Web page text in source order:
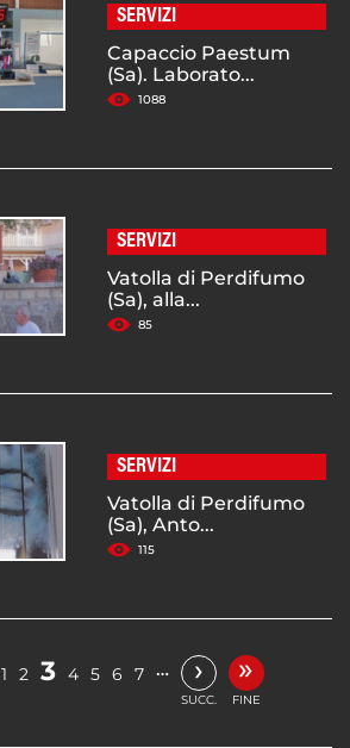
SERVIZI
Capaccio Paestum
(Sa). Laborato...
1088
SERVIZI
Vatolla di Perdifumo
(Sa), alla...
85
SERVIZI
Vatolla di Perdifumo
(Sa), Anto...
115
1 2 3 4 5 6 7 … ›
SUCC.
»
FINE